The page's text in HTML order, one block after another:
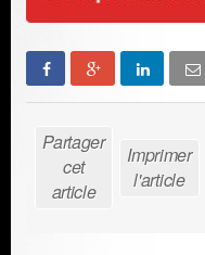
Partager
cet
article
Imprimer
l'article